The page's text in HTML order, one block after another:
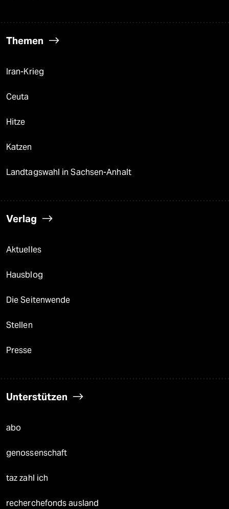
Themen
Iran-Krieg
Ceuta
Hitze
Katzen
Landtagswahl in Sachsen-Anhalt
Verlag
Aktuelles
Hausblog
Die Seitenwende
Stellen
Presse
Unterstützen
abo
genossenschaft
taz zahl ich
recherchefonds ausland